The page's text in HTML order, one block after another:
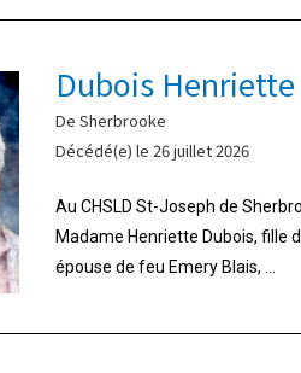
Dubois Henriette
De Sherbrooke
Décédé(e) le 26 juillet 2026
Au CHSLD St-Joseph de
Madame Henriette Dubois, fille
épouse de feu Emery Blais, ...